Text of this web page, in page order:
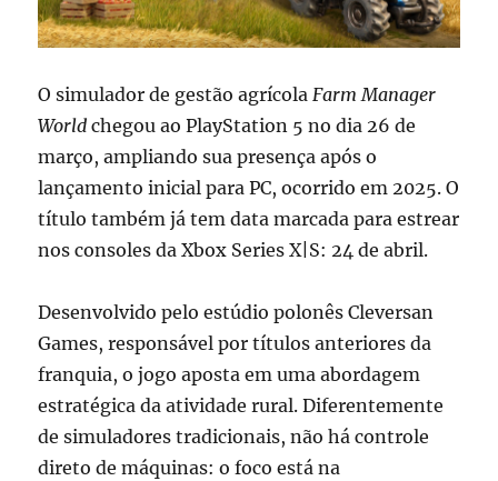
O simulador de gestão agrícolaFarm Manager
World chegou ao PlayStation 5 no dia 26 de
março, ampliando sua presença após o
lançamento inicial para PC, ocorrido em 2025. O
título também já tem data marcada para estrear
nos consoles da Xbox Series X|S: 24 de abril.
Desenvolvido pelo estúdio polonêsCleversan
Games, responsável por títulos anteriores da
franquia, o jogo aposta em uma abordagem
estratégica da atividade rural. Diferentemente
de simuladores tradicionais, não há controle
direto de máquinas: o foco está na